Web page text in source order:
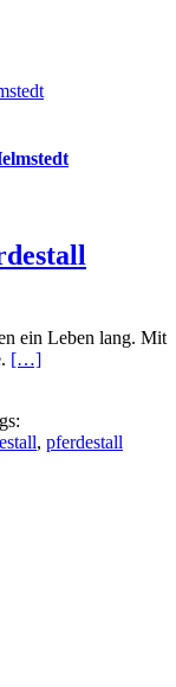
ein Leben lang. Mit
[…]
, pferdestall